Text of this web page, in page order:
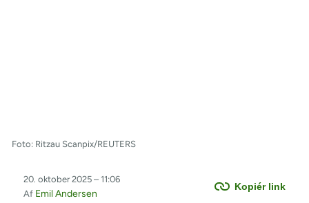
Foto: Ritzau Scanpix/REUTERS
Kopiér link
20. oktober 2025 – 11:06
Af Emil Andersen